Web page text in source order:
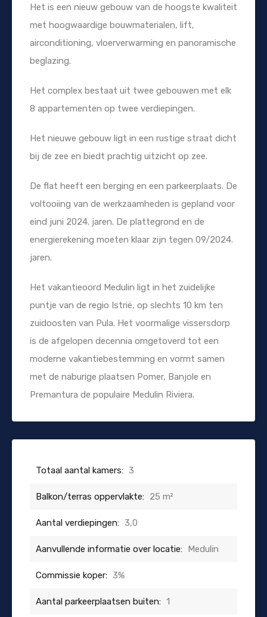
Het is een nieuw gebouw van de hoogste kwaliteit
met hoogwaardige bouwmaterialen, lift,
airconditioning, vloerverwarming en panoramische
beglazing.
Het complex bestaat uit twee gebouwen met elk
8 appartementen op twee verdiepingen.
Het nieuwe gebouw ligt in een rustige straat dicht
bij de zee en biedt prachtig uitzicht op zee.
De flat heeft een berging en een parkeerplaats. De
voltooiing van de werkzaamheden is gepland voor
eind juni 2024. jaren. De plattegrond en de
energierekening moeten klaar zijn tegen 09/2024.
jaren.
Het vakantieoord Medulin ligt in het zuidelijke
puntje van de regio Istrië, op slechts 10 km ten
zuidoosten van Pula. Het voormalige vissersdorp
is de afgelopen decennia omgetoverd tot een
moderne vakantiebestemming en vormt samen
met de naburige plaatsen Pomer, Banjole en
Premantura de populaire Medulin Riviera.
Totaal aantal kamers: 3
Balkon/terras oppervlakte: 25 m²
Aantal verdiepingen: 3,0
Aanvullende informatie over locatie: Medulin
Commissie koper: 3%
Aantal parkeerplaatsen buiten: 1